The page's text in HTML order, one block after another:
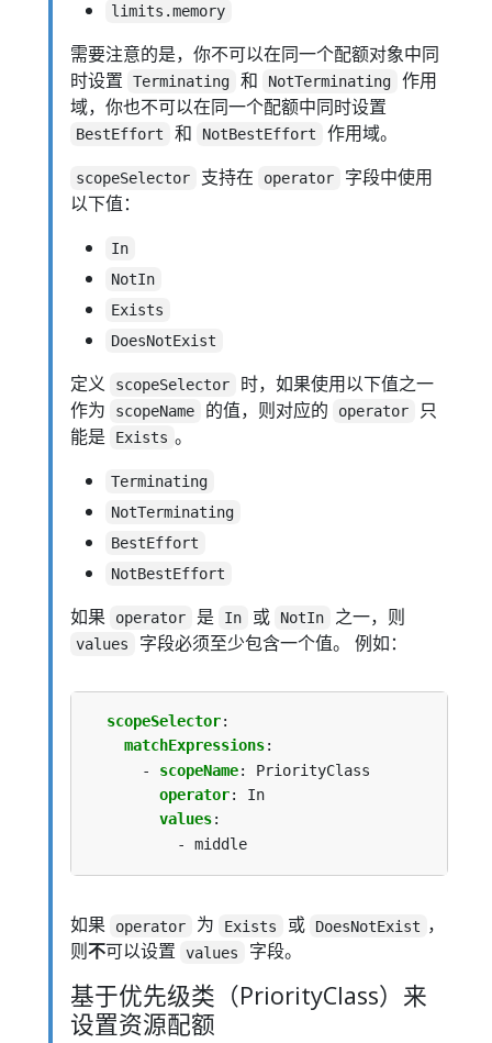
limits.memory
需要注意的是，你不可以在同一个配额对象中同
时设置
Terminating 和 NotTerminating
作用
域，你也不可以在同一个配额中同时设置
BestEffort 和 NotBestEffort 作用域。
scopeSelector 支持在 operator
字段中使用
以下值：
In
NotIn
Exists
DoesNotExist
定义 scopeSelector
时，如果使用以下值之一
作为
scopeName 的值，则对应的 operator
只
能是
Exists 。
Terminating
NotTerminating
BestEffort
NotBestEffort
如果 operator 是 In 或 NotIn 之一，则
values 字段必须至少包含一个值。 例如：
scopeSelector:
matchExpressions:
- scopeName:
PriorityClass
operator:
In
values:
- middle
如果 operator 为 Exists 或 DoesNotExist ，
则不可以设置 values 字段。
基于优先级类（PriorityClass）来
设置资源配额